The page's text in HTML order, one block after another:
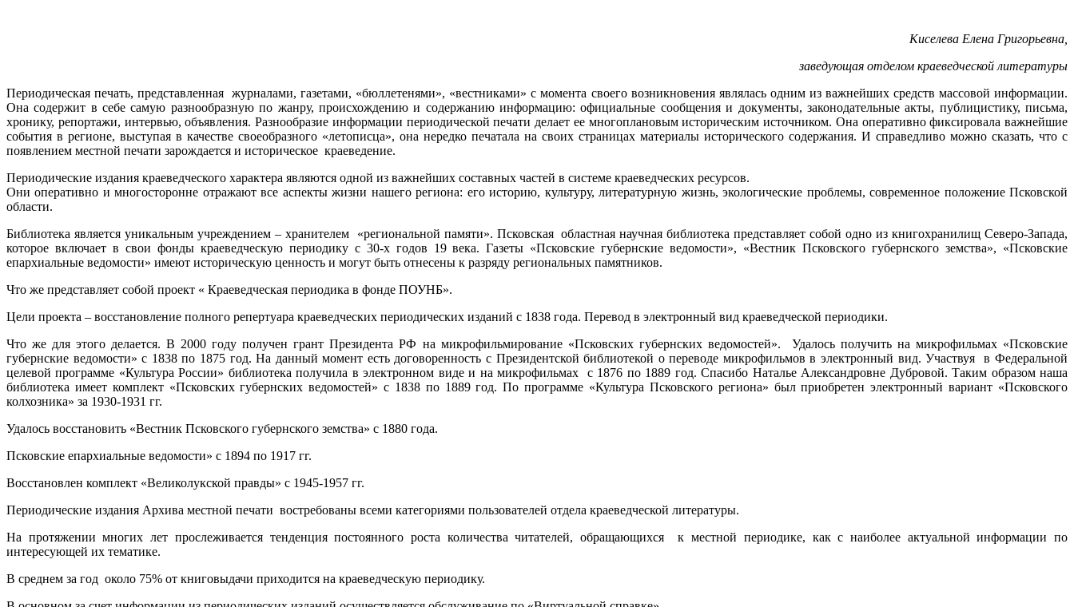
Киселева Елена Григорьевна,
заведующая отделом краеведческой литературы
Периодическая печать, представленная журналами, газетами, «бюллетенями», «вестниками» с момента своего возникновения являлась одним из важнейших средств массовой информации.
Она содержит в себе самую разнообразную по жанру, происхождению и содержанию информацию: официальные сообщения и документы, законодательные акты, публицистику, письма,
хронику, репортажи, интервью, объявления. Разнообразие информации периодической печати делает ее многоплановым историческим источником. Она оперативно фиксировала важнейшие
события в регионе, выступая в качестве своеобразного «летописца», она нередко печатала на своих страницах материалы исторического содержания. И справедливо можно сказать, что с
появлением местной печати зарождается и историческое краеведение.
Периодические издания краеведческого характера являются одной из важнейших составных частей в системе краеведческих ресурсов.
Они оперативно и многосторонне отражают все аспекты жизни нашего региона: его историю, культуру, литературную жизнь, экологические проблемы, современное положение Псковской
области.
Библиотека является уникальным учреждением – хранителем «региональной памяти». Псковская областная научная библиотека представляет собой одно из книгохранилищ Северо-Запада,
которое включает в свои фонды краеведческую периодику с 30-х годов 19 века. Газеты «Псковские губернские ведомости», «Вестник Псковского губернского земства», «Псковские
епархиальные ведомости» имеют историческую ценность и могут быть отнесены к разряду региональных памятников.
Что же представляет собой проект « Краеведческая периодика в фонде ПОУНБ».
Цели проекта – восстановление полного репертуара краеведческих периодических изданий с 1838 года. Перевод в электронный вид краеведческой периодики.
Что же для этого делается. В 2000 году получен грант Президента РФ на микрофильмирование «Псковских губернских ведомостей». Удалось получить на микрофильмах «Псковские
губернские ведомости» с 1838 по 1875 год. На данный момент есть договоренность с Президентской библиотекой о переводе микрофильмов в электронный вид. Участвуя в Федеральной
целевой программе «Культура России» библиотека получила в электронном виде и на микрофильмах с 1876 по 1889 год. Спасибо Наталье Александровне Дубровой. Таким образом наша
библиотека имеет комплект «Псковских губернских ведомостей» с 1838 по 1889 год. По программе «Культура Псковского региона» был приобретен электронный вариант «Псковского
колхозника» за 1930-1931 гг.
Удалось восстановить «Вестник Псковского губернского земства» с 1880 года.
Псковские епархиальные ведомости» с 1894 по 1917 гг.
Восстановлен комплект «Великолукской правды» с 1945-1957 гг.
Периодические издания Архива местной печати востребованы всеми категориями пользователей отдела краеведческой литературы.
На протяжении многих лет прослеживается тенденция постоянного роста количества читателей, обращающихся к местной периодике, как с наиболее актуальной информации по
интересующей их тематике.
В среднем за год около 75% от книговыдачи приходится на краеведческую периодику.